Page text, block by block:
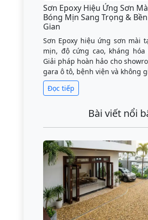
Sơn Epoxy Hiệu Ứng Sơn
Bóng Mịn Sang Trọng &
Gian
Sơn Epoxy hiệu ứng sơn mài
mịn, độ cứng cao, kháng hóa
Giải pháp hoàn hảo cho
gara ô tô, bệnh viện và không
Đọc tiếp
Bài viết nổi